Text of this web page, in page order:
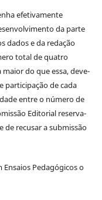
efetivamente
da parte
dados e da redação
total de quatro
do que essa, deve-
participação de cada
entre o número de
Editorial reserva-
de recusar a submissão
Pedagógicos o